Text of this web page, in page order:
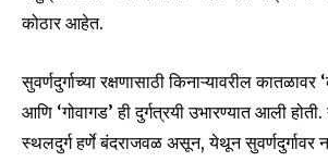
कोठार आहेत.
सुवर्णदुर्गाच्या रक्षणासाठी किनाऱ्यावरील कातळावर
आणि ‘गोवागड’ ही दुर्गत्रयी उभारण्यात आली
स्थलदुर्ग हर्णे बंदराजवळ असून, येथून